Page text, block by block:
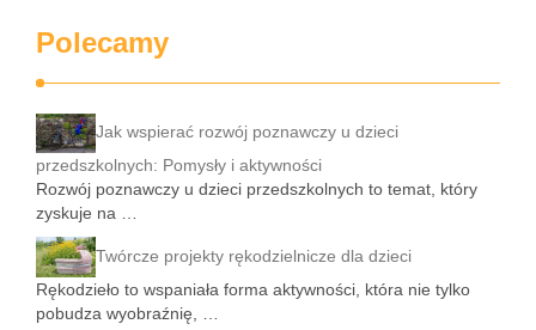
Polecamy
Jak wspierać rozwój poznawczy u dzieci
przedszkolnych: Pomysły i aktywności
Rozwój poznawczy u dzieci przedszkolnych to temat, który
zyskuje na …
Twórcze projekty rękodzielnicze dla dzieci
Rękodzieło to wspaniała forma aktywności, która nie tylko
pobudza wyobraźnię, …